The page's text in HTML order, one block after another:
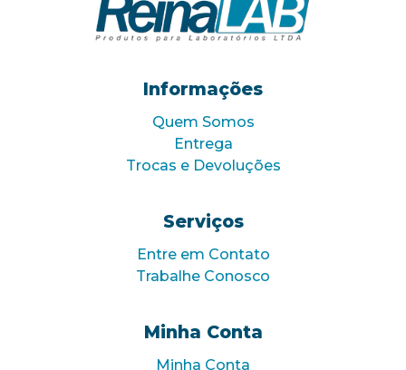
Informações
Quem Somos
Entrega
Trocas e Devoluções
Serviços
Entre em Contato
Trabalhe Conosco
Minha Conta
Minha Conta